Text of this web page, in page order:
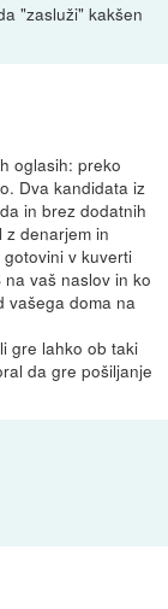
"zasluži" kakšen
oglasih: preko
Dva kandidata iz
in brez dodatnih
z denarjem in
v kuverti
vaš naslov in ko
vašega doma na
gre lahko ob taki
da gre pošiljanje